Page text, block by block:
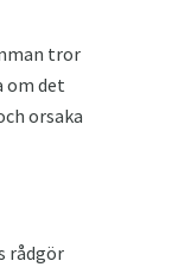
tror
om det
orsaka
rådgör